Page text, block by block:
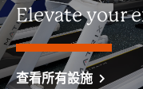
Elevate your
查看所有設施